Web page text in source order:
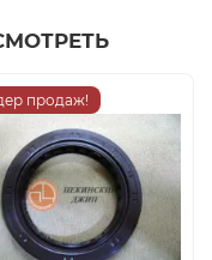
продаж!